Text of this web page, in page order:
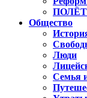
ПОЛЁТ
Общество
Люди
Семья